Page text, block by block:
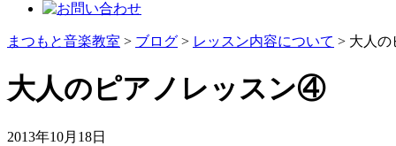
まつもと音楽教室 > ブログ > レッスン内容について > 大人
大人のピアノレッスン④
2013年10月18日